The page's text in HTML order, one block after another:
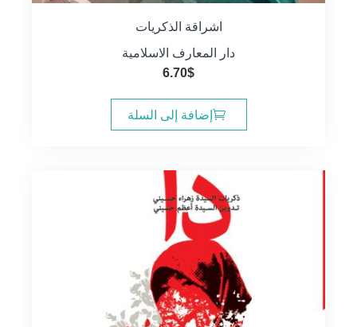
اشراقة الذكريات
دار المعارف الاسلامية
6.70$
إضافة إلى السلة